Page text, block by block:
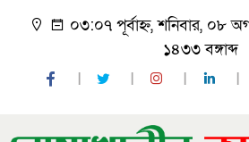
০৩:০৭ পূর্বাহ্ন, শনিবার, ০৮
১৪৩৩ বঙ্গাব্দ